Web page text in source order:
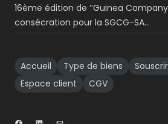
16ème édition de ‘’Guinea Company
consécration pour la SGCG-SA…
Accueil Type de biens
Espace client
CGV